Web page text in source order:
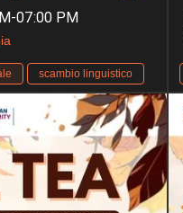
07:00 PM
scambio linguistico